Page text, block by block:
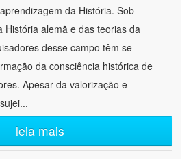
da História. Sob
História alemã e das teorias da
desse campo têm se
da consciência histórica de
Apesar da valorização e
...
leia mais